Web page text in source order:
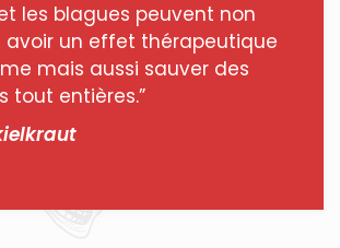
les blagues peuvent non
avoir un effet thérapeutique
mais aussi sauver des
tout entières.”